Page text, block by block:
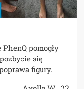
pomogły
się
figury.